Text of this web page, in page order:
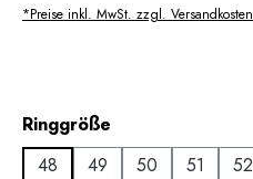
*Preise inkl. MwSt. zzgl. Versandkosten
Ringgröße
48
49 50 51 52